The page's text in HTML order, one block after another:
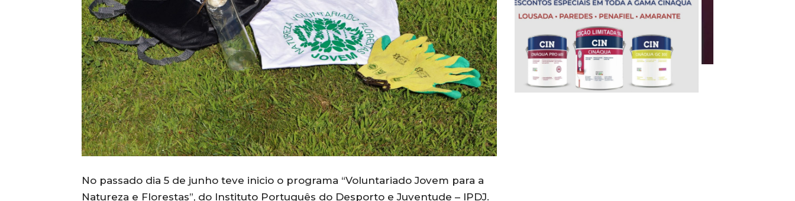
No passado dia 5 de junho teve inicio o programa “Voluntariado Jovem para a
Natureza e Florestas”, do Instituto Português do Desporto e Juventude – IPDJ.